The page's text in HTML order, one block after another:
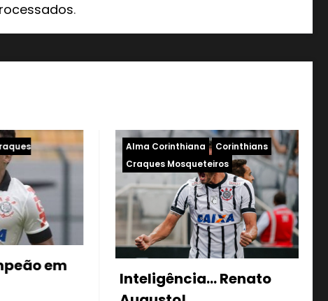
.
Corinthians
23 Guerreiros
Alma Corinthiana
Corinthians
Craques Mosqueteiros
Emerson Sheik: 2012 na